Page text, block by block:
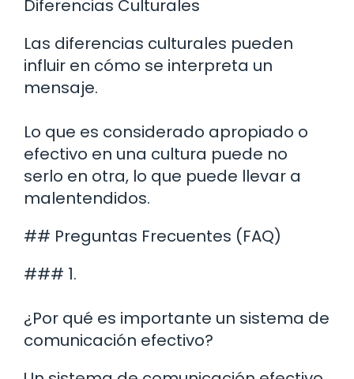
Diferencias Culturales
Las diferencias culturales pueden
influir en cómo se interpreta un
mensaje.
Lo que es considerado apropiado o
efectivo en una cultura puede no
serlo en otra, lo que puede llevar a
malentendidos.
## Preguntas Frecuentes (FAQ)
### 1.
¿Por qué es importante un sistema de
comunicación efectivo?